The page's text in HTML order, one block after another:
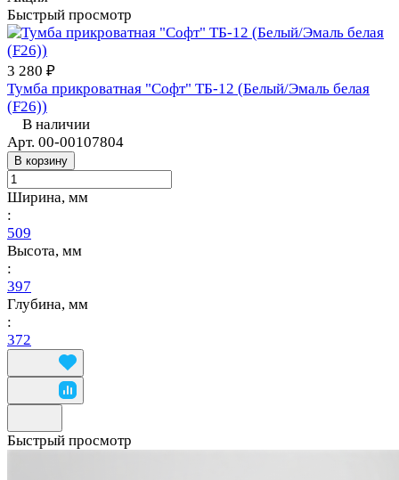
Быстрый просмотр
3 280 ₽
Тумба прикроватная "Софт" ТБ-12 (Белый/Эмаль белая
(F26))
В наличии
Арт. 00-00107804
В корзину
Ширина, мм
:
509
Высота, мм
:
397
Глубина, мм
:
372
Быстрый просмотр